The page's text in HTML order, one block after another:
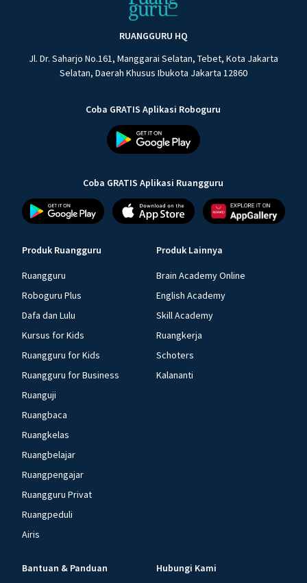
RUANGGURU HQ
Jl. Dr. Saharjo No.161, Manggarai Selatan, Tebet, Kota Jakarta
Selatan, Daerah Khusus Ibukota Jakarta 12860
Coba GRATIS Aplikasi Roboguru
Coba GRATIS Aplikasi Ruangguru
Produk Ruangguru
Ruangguru
Roboguru Plus
Dafa dan Lulu
Kursus for Kids
Ruangguru for Kids
Ruangguru for Business
Ruanguji
Ruangbaca
Ruangkelas
Ruangbelajar
Ruangpengajar
Ruangguru Privat
Ruangpeduli
Airis
Produk Lainnya
Brain Academy Online
English Academy
Skill Academy
Ruangkerja
Schoters
Kalananti
Bantuan & Panduan Hubungi Kami